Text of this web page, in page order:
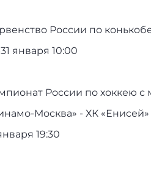
России по
января 10:00
России по хоккею с
Москва» - ХК «Енисей»
19:30